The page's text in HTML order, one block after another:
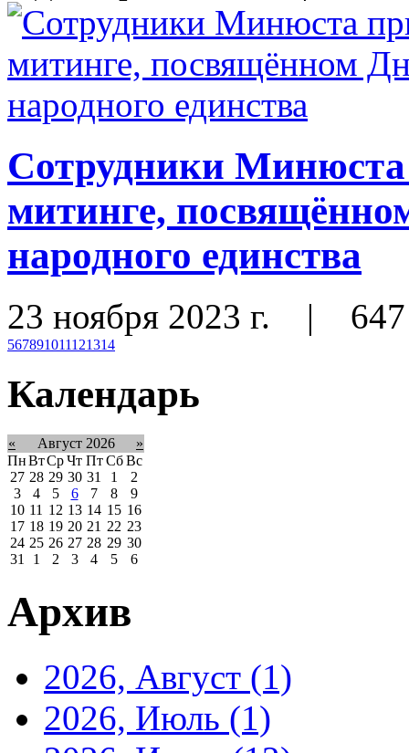
Сотрудники Минюста
митинге,
народного единства
23 ноября 2023 г. | 647
567891011121314
Календарь
« Август 2026
»
ПнВтСрЧт Пт Сб Вс
27 28 29 30 31 1
2
3
4 5 6 7 8
9
10 11 12 13 14 15 16
17 18 19 20 21 22 23
24 25 26 27 28 29 30
31
1 2 3 4 5 6
Архив
2026, Август (1)
2026, Июль (1)